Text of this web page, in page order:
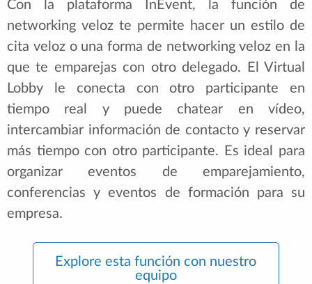
Con la plataforma InEvent, la función de
networking veloz te permite hacer un estilo de
cita veloz o una forma de networking veloz en la
que te emparejas con otro delegado. El Virtual
Lobby le conecta con otro participante en
tiempo real y puede chatear en vídeo,
intercambiar información de contacto y reservar
más tiempo con otro participante. Es ideal para
organizar eventos de emparejamiento,
conferencias y eventos de formación para su
empresa.
Explore esta función con nuestro
equipo